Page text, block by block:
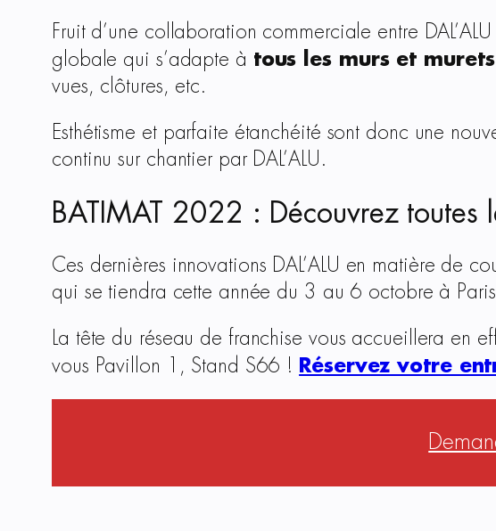
Fruit d’une collaboration commerciale entre
globale qui s’adapte à tous les murs et murets
vues, clôtures, etc.
Esthétisme et parfaite étanchéité sont donc une
continu sur chantier par DAL’ALU.
BATIMAT 2022 : Découvrez toutes
Ces dernières innovations DAL’ALU en matière de
qui se tiendra cette année du 3 au 6 octobre à
La tête du réseau de franchise vous accueillera en
vous Pavillon 1, Stand S66 ! Réservez votre